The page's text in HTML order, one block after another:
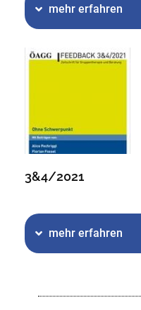
mehr erfahren
3&4/2021
mehr erfahren